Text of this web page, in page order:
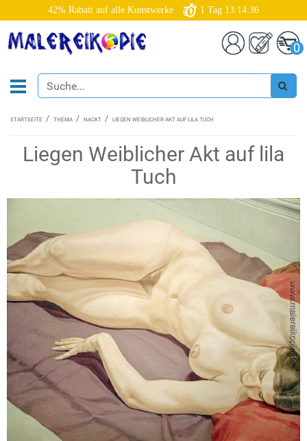
42% Rabatt auf alle Kunstwerke 1 Tag 13:14:35
0
STARTSEITE THEMA NACKT LIEGEN WEIBLICHER AKT AUF LILA TUCH
Liegen Weiblicher Akt auf lila
Tuch